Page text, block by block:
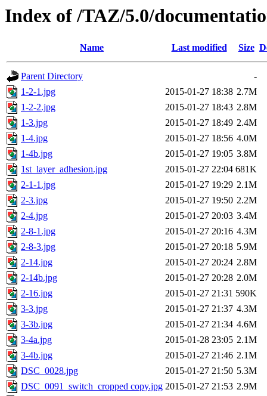
Index of /TAZ/5.0/
Name Last modified Size
Parent Directory
-
1-2-1.jpg
2015-01-27 18:38 2.7M
1-2-2.jpg
2015-01-27 18:43 2.8M
1-3.jpg
2015-01-27 18:49 2.4M
1-4.jpg
2015-01-27 18:56 4.0M
1-4b.jpg
2015-01-27 19:05 3.8M
1st_layer_adhesion.jpg
2015-01-27 22:04 681K
2-1-1.jpg
2015-01-27 19:29 2.1M
2-3.jpg
2015-01-27 19:50 2.2M
2-4.jpg
2015-01-27 20:03 3.4M
2-8-1.jpg
2015-01-27 20:16 4.3M
2-8-3.jpg
2015-01-27 20:18 5.9M
2-14.jpg
2015-01-27 20:24 2.8M
2-14b.jpg
2015-01-27 20:28 2.0M
2-16.jpg
2015-01-27 21:31 590K
3-3.jpg
2015-01-27 21:37 4.3M
3-3b.jpg
2015-01-27 21:34 4.6M
3-4a.jpg
2015-01-28 23:05 2.1M
3-4b.jpg
2015-01-27 21:46 2.1M
DSC_0028.jpg
2015-01-27 21:50 5.3M
DSC_0091_switch_cropped copy.jpg 2015-01-27 21:53 2.9M